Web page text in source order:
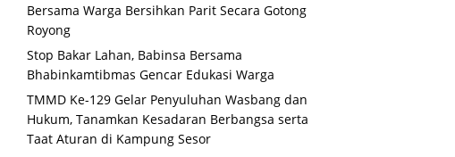
Bersama Warga Bersihkan Parit Secara Gotong
Royong
Stop Bakar Lahan, Babinsa Bersama
Bhabinkamtibmas Gencar Edukasi Warga
TMMD Ke-129 Gelar Penyuluhan Wasbang dan
Hukum, Tanamkan Kesadaran Berbangsa serta
Taat Aturan di Kampung Sesor